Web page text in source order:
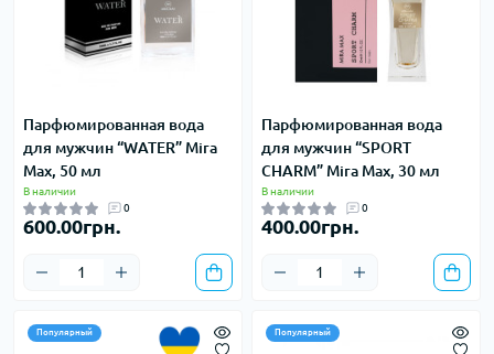
Парфюмированная вода
для мужчин “WATER” Mira
Max, 50 мл
В наличии
0
600.00грн.
Парфюмированная вода
для мужчин “SPORT
CHARM” Mira Max, 30 мл
В наличии
0
400.00грн.
Популярный Популярный